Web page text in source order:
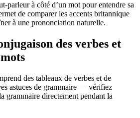
parleur à côté d’un mot pour entendre sa
de comparer les accents britannique
à une prononciation naturelle.
des verbes et
des tableaux de verbes et de
astuces de grammaire — vérifiez
grammaire directement pendant la